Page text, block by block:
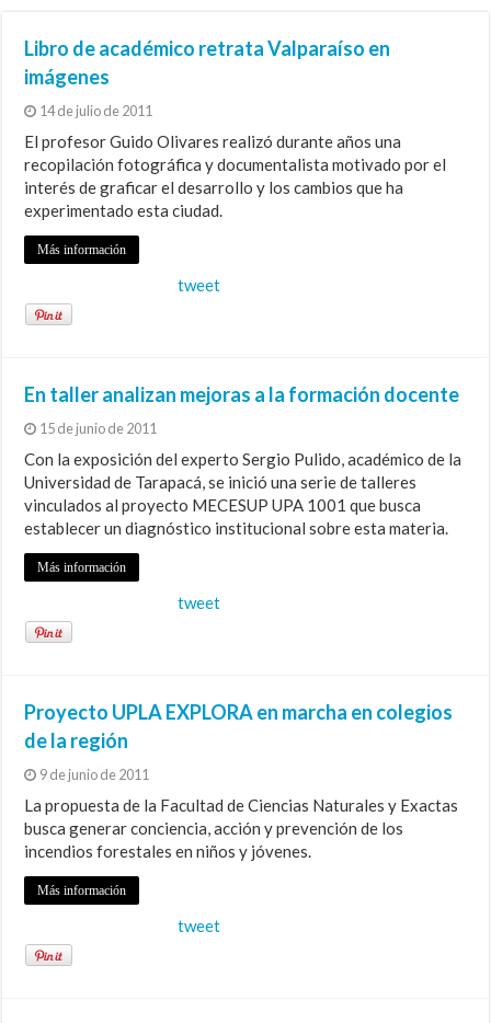
Libro de académico retrata Valparaíso en
imágenes
14 de julio de 2011
El profesor Guido Olivares realizó durante años una
recopilación fotográfica y documentalista motivado por el
interés de graficar el desarrollo y los cambios que ha
experimentado esta ciudad.
Más información
tweet
En taller analizan mejoras a la formación docente
15 de junio de 2011
Con la exposición del experto Sergio Pulido, académico de la
Universidad de Tarapacá, se inició una serie de talleres
vinculados al proyecto MECESUP UPA 1001 que busca
establecer un diagnóstico institucional sobre esta materia.
Más información
tweet
Proyecto UPLA EXPLORA en marcha en colegios
de la región
9 de junio de 2011
La propuesta de la Facultad de Ciencias Naturales y Exactas
busca generar conciencia, acción y prevención de los
incendios forestales en niños y jóvenes.
Más información
tweet